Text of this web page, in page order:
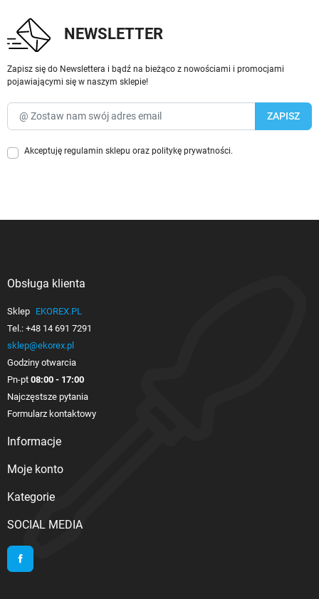
NEWSLETTER
Zapisz się do Newslettera i bądź na bieżąco z nowościami i promocjami
pojawiającymi się w naszym sklepie!
Akceptuję regulamin sklepu oraz politykę prywatności.
Obsługa klienta
Sklep EKOREX.PL
Tel.: +48 14 691 7291
sklep@ekorex.pl
Godziny otwarcia
Pn-pt 08:00 - 17:00
Najczęstsze pytania
Formularz kontaktowy
Informacje
Moje konto
Kategorie
SOCIAL MEDIA
Facebook